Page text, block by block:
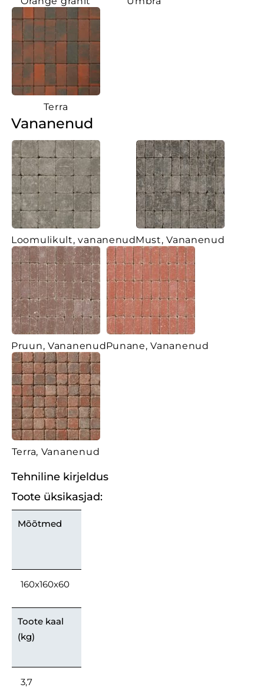
Terra
Vananenud
Loomulikult, vananenudMust, Vananenud
Pruun, VananenudPunane, Vananenud
Terra, Vananenud
Tehniline kirjeldus
Toote üksikasjad:
Mõõtmed
160x160x60
Toote kaal
(kg)
3,7